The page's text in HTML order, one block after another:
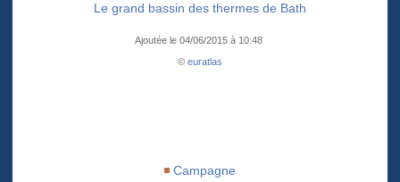
Le grand bassin des thermes de Bath
Ajoutée le 04/06/2015 à 10:48
© euratlas
Campagne